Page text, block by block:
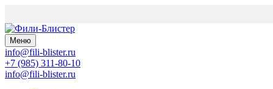
Меню
info@fili-blister.ru
+7 (985) 311-80-10
info@fili-blister.ru